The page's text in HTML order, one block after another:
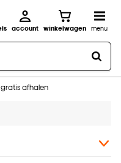
account winkelwagen menu
afhalen
aan huis